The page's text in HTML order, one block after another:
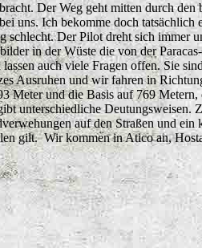
Der Weg geht mitten durch
uns. Ich bekomme doch
Der Pilot dreht sich immer
in der Wüste die von der
auch viele Fragen offen. Sie
Ausruhen und wir fahren in
Meter und die Basis auf 769
unterschiedliche
auf den Straßen und
gilt. Wir kommen in Atico an,